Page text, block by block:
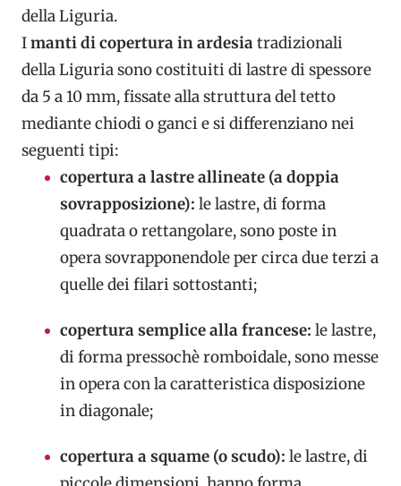
della Liguria.
Imanti di copertura in ardesiatradizionali
della Liguria sono costituiti di lastre di spessore
da 5 a 10 mm, fissate alla struttura del tetto
mediante chiodi o ganci e si differenziano nei
seguenti tipi:
copertura a lastre allineate (a doppia
sovrapposizione): le lastre, di forma
quadrata o rettangolare, sono poste in
opera sovrapponendole per circa due terzi a
quelle dei filari sottostanti;
copertura semplice alla francese: le lastre,
di forma pressochè romboidale, sono messe
in opera con la caratteristica disposizione
in diagonale;
copertura a squame (o scudo): le lastre, di